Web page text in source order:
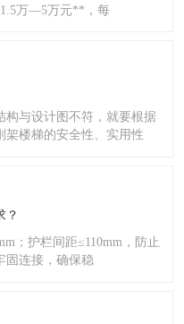
万—5万元**，每
构与设计图不符，就要根据
架楼梯的安全性、实用性
？
；护栏间距≤110mm，防止
固连接，确保稳